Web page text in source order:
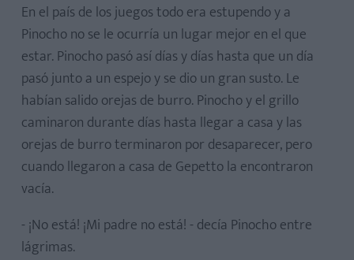
En el país de los juegos todo era estupendo y a
Pinocho no se le ocurría un lugar mejor en el que
estar. Pinocho pasó así días y días hasta que un día
pasó junto a un espejo y se dio un gran susto. Le
habían salido orejas de burro. Pinocho y el grillo
caminaron durante días hasta llegar a casa y las
orejas de burro terminaron por desaparecer, pero
cuando llegaron a casa de Gepetto la encontraron
vacía.
- ¡No está! ¡Mi padre no está! - decía Pinocho entre
lágrimas.